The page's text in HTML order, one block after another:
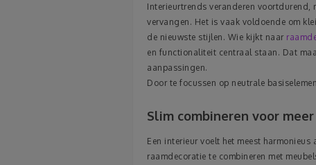
Interieurtrends veranderen
vervangen. Het is vaak voldoende om
de nieuwste stijlen. Wie kijkt naar
en functionaliteit centraal staan. Dat
aanpassingen.
Door te focussen op neutrale
Slim combineren voor
Een interieur voelt het meest
raamdecoratie te combineren met